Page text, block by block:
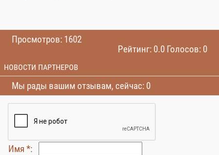
Просмотров: 1602
Рейтинг: 0.0 Голосов: 0
НОВОСТИ ПАРТНЕРОВ
Мы рады вашим отзывам, сейчас: 0
Имя *: